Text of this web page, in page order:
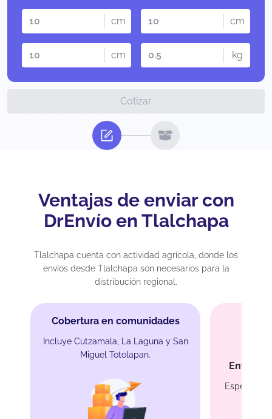
cm cm
cm kg
Cotizar
Ventajas de enviar con
DrEnvío en Tlalchapa
Tlalchapa cuenta con actividad agrícola, donde los
envíos desde Tlalchapa son necesarios para la
distribución regional.
Cobertura en comunidades
Incluye Cutzamala, La Laguna y San
Miguel Totolapan.
Envíos
Especial